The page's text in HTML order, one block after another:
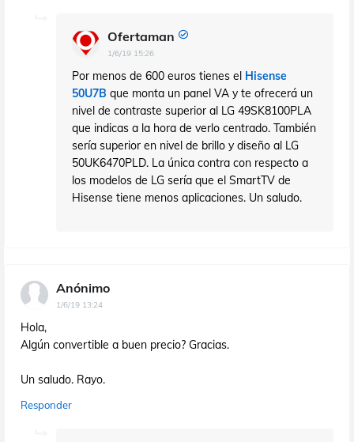
Ofertaman
1/6/19 15:26
Por menos de 600 euros tienes el Hisense
50U7B que monta un panel VA y te ofrecerá un
nivel de contraste superior al LG 49SK8100PLA
que indicas a la hora de verlo centrado. También
sería superior en nivel de brillo y diseño al LG
50UK6470PLD. La única contra con respecto a
los modelos de LG sería que el SmartTV de
Hisense tiene menos aplicaciones. Un saludo.
Anónimo
1/6/19 13:24
Hola,
Algún convertible a buen precio? Gracias.
Un saludo. Rayo.
Responder